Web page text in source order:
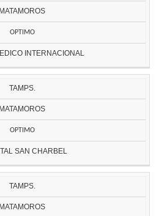
MATAMOROS
OPTIMO
INTERNACIONAL
TAMPS.
MATAMOROS
OPTIMO
SAN CHARBEL
TAMPS.
MATAMOROS